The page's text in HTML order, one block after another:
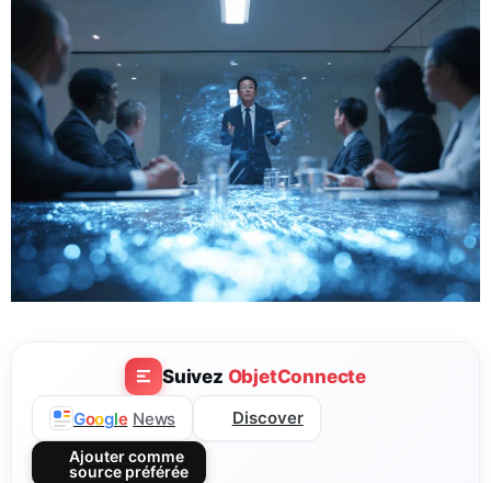
Suivez ObjetConnecte
Google News Discover
Ajouter comme
source préférée